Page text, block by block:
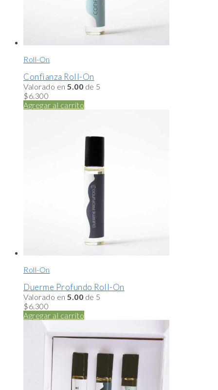
Roll-On
Confianza Roll-On
Valorado en 5.00 de 5
$6.300
Agregar al carrito
Roll-On
Duerme Profundo Roll-On
Valorado en 5.00 de 5
$6.300
Agregar al carrito